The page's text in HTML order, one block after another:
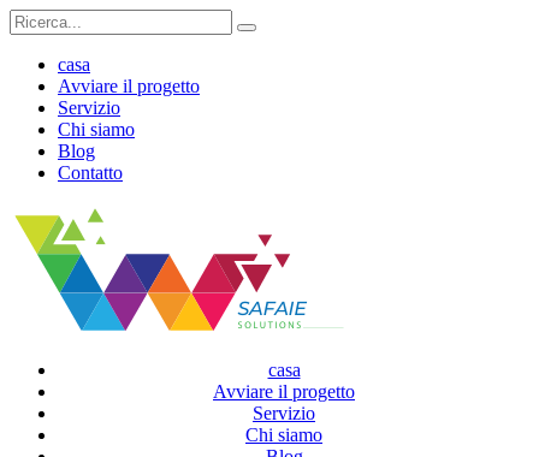
Ricerca
per:
casa
Avviare il progetto
Servizio
Chi siamo
Blog
Contatto
casa
Avviare il progetto
Servizio
Chi siamo